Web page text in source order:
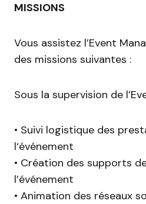
MISSIONS
Vous assistez l’Event
des missions suivantes :
Sous la supervision de
• Suivi logistique des
l‘événement
• Création des supports
l’événement
• Animation des réseaux